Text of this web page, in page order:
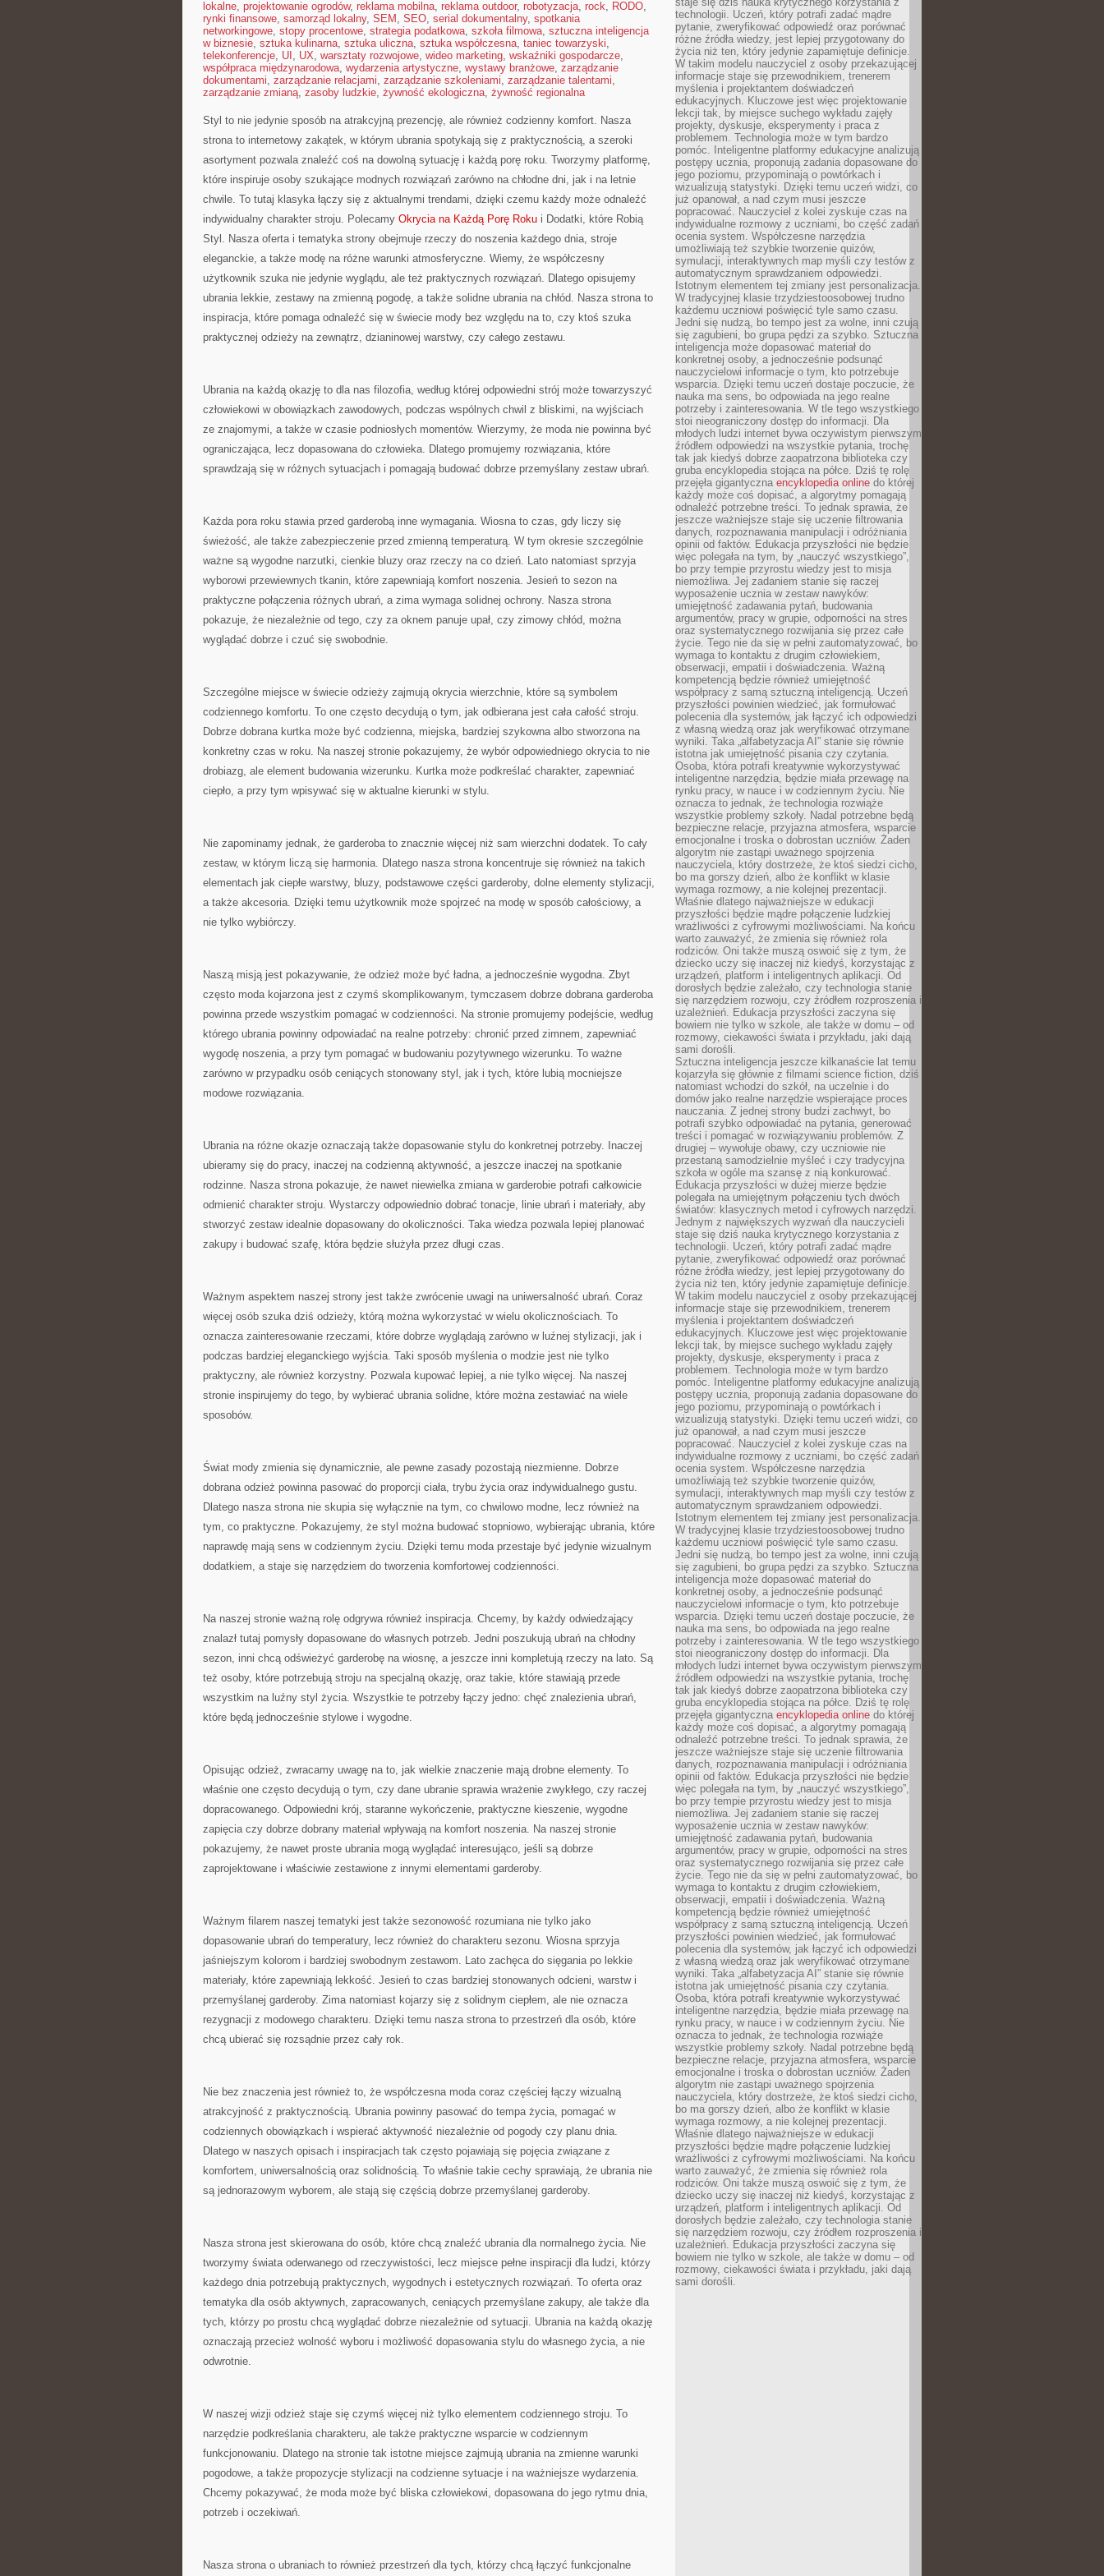
lokalne, projektowanie ogrodów, reklama mobilna, reklama outdoor, robotyzacja, rock, RODO,
rynki finansowe, samorząd lokalny, SEM , SEO, serial dokumentalny, spotkania
networkingowe, stopy procentowe, strategia podatkowa, szkoła filmowa, sztuczna inteligencja
w biznesie, sztuka kulinarna, sztuka uliczna, sztuka współczesna, taniec towarzyski,
telekonferencje, UI , UX, warsztaty rozwojowe, wideo marketing, wskaźniki gospodarcze,
współpraca międzynarodowa, wydarzenia artystyczne, wystawy branżowe, zarządzanie
dokumentami, zarządzanie relacjami, zarządzanie szkoleniami, zarządzanie talentami,
zarządzanie zmianą, zasoby ludzkie, żywność ekologiczna, żywność regionalna
Styl to nie jedynie sposób na atrakcyjną prezencję, ale również codzienny komfort. Nasza
strona to internetowy zakątek, w którym ubrania spotykają się z praktycznością, a szeroki
asortyment pozwala znaleźć coś na dowolną sytuację i każdą porę roku. Tworzymy platformę,
które inspiruje osoby szukające modnych rozwiązań zarówno na chłodne dni, jak i na letnie
chwile. To tutaj klasyka łączy się z aktualnymi trendami, dzięki czemu każdy może odnaleźć
indywidualny charakter stroju. Polecamy Okrycia na Każdą Porę Roku i Dodatki, które Robią
Styl. Nasza oferta i tematyka strony obejmuje rzeczy do noszenia każdego dnia, stroje
eleganckie, a także modę na różne warunki atmosferyczne. Wiemy, że współczesny
użytkownik szuka nie jedynie wyglądu, ale też praktycznych rozwiązań. Dlatego opisujemy
ubrania lekkie, zestawy na zmienną pogodę, a także solidne ubrania na chłód. Nasza strona to
inspiracja, które pomaga odnaleźć się w świecie mody bez względu na to, czy ktoś szuka
praktycznej odzieży na zewnątrz, dzianinowej warstwy, czy całego zestawu.
Ubrania na każdą okazję to dla nas filozofia, według której odpowiedni strój może towarzyszyć
człowiekowi w obowiązkach zawodowych, podczas wspólnych chwil z bliskimi, na wyjściach
ze znajomymi, a także w czasie podniosłych momentów. Wierzymy, że moda nie powinna być
ograniczająca, lecz dopasowana do człowieka. Dlatego promujemy rozwiązania, które
sprawdzają się w różnych sytuacjach i pomagają budować dobrze przemyślany zestaw ubrań.
Każda pora roku stawia przed garderobą inne wymagania. Wiosna to czas, gdy liczy się
świeżość, ale także zabezpieczenie przed zmienną temperaturą. W tym okresie szczególnie
ważne są wygodne narzutki, cienkie bluzy oraz rzeczy na co dzień. Lato natomiast sprzyja
wyborowi przewiewnych tkanin, które zapewniają komfort noszenia. Jesień to sezon na
praktyczne połączenia różnych ubrań, a zima wymaga solidnej ochrony. Nasza strona
pokazuje, że niezależnie od tego, czy za oknem panuje upał, czy zimowy chłód, można
wyglądać dobrze i czuć się swobodnie.
Szczególne miejsce w świecie odzieży zajmują okrycia wierzchnie, które są symbolem
codziennego komfortu. To one często decydują o tym, jak odbierana jest cała całość stroju.
Dobrze dobrana kurtka może być codzienna, miejska, bardziej szykowna albo stworzona na
konkretny czas w roku. Na naszej stronie pokazujemy, że wybór odpowiedniego okrycia to nie
drobiazg, ale element budowania wizerunku. Kurtka może podkreślać charakter, zapewniać
ciepło, a przy tym wpisywać się w aktualne kierunki w stylu.
Nie zapominamy jednak, że garderoba to znacznie więcej niż sam wierzchni dodatek. To cały
zestaw, w którym liczą się harmonia. Dlatego nasza strona koncentruje się również na takich
elementach jak ciepłe warstwy, bluzy, podstawowe części garderoby, dolne elementy stylizacji,
a także akcesoria. Dzięki temu użytkownik może spojrzeć na modę w sposób całościowy, a
nie tylko wybiórczy.
Naszą misją jest pokazywanie, że odzież może być ładna, a jednocześnie wygodna. Zbyt
często moda kojarzona jest z czymś skomplikowanym, tymczasem dobrze dobrana garderoba
powinna przede wszystkim pomagać w codzienności. Na stronie promujemy podejście, według
którego ubrania powinny odpowiadać na realne potrzeby: chronić przed zimnem, zapewniać
wygodę noszenia, a przy tym pomagać w budowaniu pozytywnego wizerunku. To ważne
zarówno w przypadku osób ceniących stonowany styl, jak i tych, które lubią mocniejsze
modowe rozwiązania.
Ubrania na różne okazje oznaczają także dopasowanie stylu do konkretnej potrzeby. Inaczej
ubieramy się do pracy, inaczej na codzienną aktywność, a jeszcze inaczej na spotkanie
rodzinne. Nasza strona pokazuje, że nawet niewielka zmiana w garderobie potrafi całkowicie
odmienić charakter stroju. Wystarczy odpowiednio dobrać tonacje, linie ubrań i materiały, aby
stworzyć zestaw idealnie dopasowany do okoliczności. Taka wiedza pozwala lepiej planować
zakupy i budować szafę, która będzie służyła przez długi czas.
Ważnym aspektem naszej strony jest także zwrócenie uwagi na uniwersalność ubrań. Coraz
więcej osób szuka dziś odzieży, którą można wykorzystać w wielu okolicznościach. To
oznacza zainteresowanie rzeczami, które dobrze wyglądają zarówno w luźnej stylizacji, jak i
podczas bardziej eleganckiego wyjścia. Taki sposób myślenia o modzie jest nie tylko
praktyczny, ale również korzystny. Pozwala kupować lepiej, a nie tylko więcej. Na naszej
stronie inspirujemy do tego, by wybierać ubrania solidne, które można zestawiać na wiele
sposobów.
Świat mody zmienia się dynamicznie, ale pewne zasady pozostają niezmienne. Dobrze
dobrana odzież powinna pasować do proporcji ciała, trybu życia oraz indywidualnego gustu.
Dlatego nasza strona nie skupia się wyłącznie na tym, co chwilowo modne, lecz również na
tym, co praktyczne. Pokazujemy, że styl można budować stopniowo, wybierając ubrania, które
naprawdę mają sens w codziennym życiu. Dzięki temu moda przestaje być jedynie wizualnym
dodatkiem, a staje się narzędziem do tworzenia komfortowej codzienności.
Na naszej stronie ważną rolę odgrywa również inspiracja. Chcemy, by każdy odwiedzający
znalazł tutaj pomysły dopasowane do własnych potrzeb. Jedni poszukują ubrań na chłodny
sezon, inni chcą odświeżyć garderobę na wiosnę, a jeszcze inni kompletują rzeczy na lato. Są
też osoby, które potrzebują stroju na specjalną okazję, oraz takie, które stawiają przede
wszystkim na luźny styl życia. Wszystkie te potrzeby łączy jedno: chęć znalezienia ubrań,
które będą jednocześnie stylowe i wygodne.
Opisując odzież, zwracamy uwagę na to, jak wielkie znaczenie mają drobne elementy. To
właśnie one często decydują o tym, czy dane ubranie sprawia wrażenie zwykłego, czy raczej
dopracowanego. Odpowiedni krój, staranne wykończenie, praktyczne kieszenie, wygodne
zapięcia czy dobrze dobrany materiał wpływają na komfort noszenia. Na naszej stronie
pokazujemy, że nawet proste ubrania mogą wyglądać interesująco, jeśli są dobrze
zaprojektowane i właściwie zestawione z innymi elementami garderoby.
Ważnym filarem naszej tematyki jest także sezonowość rozumiana nie tylko jako
dopasowanie ubrań do temperatury, lecz również do charakteru sezonu. Wiosna sprzyja
jaśniejszym kolorom i bardziej swobodnym zestawom. Lato zachęca do sięgania po lekkie
materiały, które zapewniają lekkość. Jesień to czas bardziej stonowanych odcieni, warstw i
przemyślanej garderoby. Zima natomiast kojarzy się z solidnym ciepłem, ale nie oznacza
rezygnacji z modowego charakteru. Dzięki temu nasza strona to przestrzeń dla osób, które
chcą ubierać się rozsądnie przez cały rok.
Nie bez znaczenia jest również to, że współczesna moda coraz częściej łączy wizualną
atrakcyjność z praktycznością. Ubrania powinny pasować do tempa życia, pomagać w
codziennych obowiązkach i wspierać aktywność niezależnie od pogody czy planu dnia.
Dlatego w naszych opisach i inspiracjach tak często pojawiają się pojęcia związane z
komfortem, uniwersalnością oraz solidnością. To właśnie takie cechy sprawiają, że ubrania nie
są jednorazowym wyborem, ale stają się częścią dobrze przemyślanej garderoby.
Nasza strona jest skierowana do osób, które chcą znaleźć ubrania dla normalnego życia. Nie
tworzymy świata oderwanego od rzeczywistości, lecz miejsce pełne inspiracji dla ludzi, którzy
każdego dnia potrzebują praktycznych, wygodnych i estetycznych rozwiązań. To oferta oraz
tematyka dla osób aktywnych, zapracowanych, ceniących przemyślane zakupy, ale także dla
tych, którzy po prostu chcą wyglądać dobrze niezależnie od sytuacji. Ubrania na każdą okazję
oznaczają przecież wolność wyboru i możliwość dopasowania stylu do własnego życia, a nie
odwrotnie.
W naszej wizji odzież staje się czymś więcej niż tylko elementem codziennego stroju. To
narzędzie podkreślania charakteru, ale także praktyczne wsparcie w codziennym
funkcjonowaniu. Dlatego na stronie tak istotne miejsce zajmują ubrania na zmienne warunki
pogodowe, a także propozycje stylizacji na codzienne sytuacje i na ważniejsze wydarzenia.
Chcemy pokazywać, że moda może być bliska człowiekowi, dopasowana do jego rytmu dnia,
potrzeb i oczekiwań.
Nasza strona o ubraniach to również przestrzeń dla tych, którzy chcą łączyć funkcjonalne
technologii. Uczeń, który potrafi zadać mądre
pytanie, zweryfikować odpowiedź oraz porównać
różne źródła wiedzy, jest lepiej przygotowany do
życia niż ten, który jedynie zapamiętuje definicje.
W takim modelu nauczyciel z osoby przekazującej
informacje staje się przewodnikiem, trenerem
myślenia i projektantem doświadczeń
edukacyjnych. Kluczowe jest więc projektowanie
lekcji tak, by miejsce suchego wykładu zajęły
projekty, dyskusje, eksperymenty i praca z
problemem. Technologia może w tym bardzo
pomóc. Inteligentne platformy edukacyjne analizują
postępy ucznia, proponują zadania dopasowane do
jego poziomu, przypominają o powtórkach i
wizualizują statystyki. Dzięki temu uczeń widzi, co
już opanował, a nad czym musi jeszcze
popracować. Nauczyciel z kolei zyskuje czas na
indywidualne rozmowy z uczniami, bo część zadań
ocenia system. Współczesne narzędzia
umożliwiają też szybkie tworzenie quizów,
symulacji, interaktywnych map myśli czy testów z
automatycznym sprawdzaniem odpowiedzi.
Istotnym elementem tej zmiany jest personalizacja.
W tradycyjnej klasie trzydziestoosobowej trudno
każdemu uczniowi poświęcić tyle samo czasu.
Jedni się nudzą, bo tempo jest za wolne, inni czują
się zagubieni, bo grupa pędzi za szybko. Sztuczna
inteligencja może dopasować materiał do
konkretnej osoby, a jednocześnie podsunąć
nauczycielowi informacje o tym, kto potrzebuje
wsparcia. Dzięki temu uczeń dostaje poczucie, że
nauka ma sens, bo odpowiada na jego realne
potrzeby i zainteresowania. W tle tego wszystkiego
stoi nieograniczony dostęp do informacji. Dla
młodych ludzi internet bywa oczywistym pierwszym
źródłem odpowiedzi na wszystkie pytania, trochę
tak jak kiedyś dobrze zaopatrzona biblioteka czy
gruba encyklopedia stojąca na półce. Dziś tę rolę
przejęła gigantyczna encyklopedia online do której
każdy może coś dopisać, a algorytmy pomagają
odnaleźć potrzebne treści. To jednak sprawia, że
jeszcze ważniejsze staje się uczenie filtrowania
danych, rozpoznawania manipulacji i odróżniania
opinii od faktów. Edukacja przyszłości nie będzie
więc polegała na tym, by „nauczyć wszystkiego”,
bo przy tempie przyrostu wiedzy jest to misja
niemożliwa. Jej zadaniem stanie się raczej
wyposażenie ucznia w zestaw nawyków:
umiejętność zadawania pytań, budowania
argumentów, pracy w grupie, odporności na stres
oraz systematycznego rozwijania się przez całe
życie. Tego nie da się w pełni zautomatyzować, bo
wymaga to kontaktu z drugim człowiekiem,
obserwacji, empatii i doświadczenia. Ważną
kompetencją będzie również umiejętność
współpracy z samą sztuczną inteligencją. Uczeń
przyszłości powinien wiedzieć, jak formułować
polecenia dla systemów, jak łączyć ich odpowiedzi
z własną wiedzą oraz jak weryfikować otrzymane
wyniki. Taka „alfabetyzacja AI” stanie się równie
istotna jak umiejętność pisania czy czytania.
Osoba, która potrafi kreatywnie wykorzystywać
inteligentne narzędzia, będzie miała przewagę na
rynku pracy, w nauce i w codziennym życiu. Nie
oznacza to jednak, że technologia rozwiąże
wszystkie problemy szkoły. Nadal potrzebne będą
bezpieczne relacje, przyjazna atmosfera, wsparcie
emocjonalne i troska o dobrostan uczniów. Żaden
algorytm nie zastąpi uważnego spojrzenia
nauczyciela, który dostrzeże, że ktoś siedzi cicho,
bo ma gorszy dzień, albo że konflikt w klasie
wymaga rozmowy, a nie kolejnej prezentacji.
Właśnie dlatego najważniejsze w edukacji
przyszłości będzie mądre połączenie ludzkiej
wrażliwości z cyfrowymi możliwościami. Na końcu
warto zauważyć, że zmienia się również rola
rodziców. Oni także muszą oswoić się z tym, że
dziecko uczy się inaczej niż kiedyś, korzystając z
urządzeń, platform i inteligentnych aplikacji. Od
dorosłych będzie zależało, czy technologia stanie
się narzędziem rozwoju, czy źródłem rozproszenia i
uzależnień. Edukacja przyszłości zaczyna się
bowiem nie tylko w szkole, ale także w domu – od
rozmowy, ciekawości świata i przykładu, jaki dają
sami dorośli.
Sztuczna inteligencja jeszcze kilkanaście lat temu
kojarzyła się głównie z filmami science fiction, dziś
natomiast wchodzi do szkół, na uczelnie i do
domów jako realne narzędzie wspierające proces
nauczania. Z jednej strony budzi zachwyt, bo
potrafi szybko odpowiadać na pytania, generować
treści i pomagać w rozwiązywaniu problemów. Z
drugiej – wywołuje obawy, czy uczniowie nie
przestaną samodzielnie myśleć i czy tradycyjna
szkoła w ogóle ma szansę z nią konkurować.
Edukacja przyszłości w dużej mierze będzie
polegała na umiejętnym połączeniu tych dwóch
światów: klasycznych metod i cyfrowych narzędzi.
Jednym z największych wyzwań dla nauczycieli
staje się dziś nauka krytycznego korzystania z
technologii. Uczeń, który potrafi zadać mądre
pytanie, zweryfikować odpowiedź oraz porównać
różne źródła wiedzy, jest lepiej przygotowany do
życia niż ten, który jedynie zapamiętuje definicje.
W takim modelu nauczyciel z osoby przekazującej
informacje staje się przewodnikiem, trenerem
myślenia i projektantem doświadczeń
edukacyjnych. Kluczowe jest więc projektowanie
lekcji tak, by miejsce suchego wykładu zajęły
projekty, dyskusje, eksperymenty i praca z
problemem. Technologia może w tym bardzo
pomóc. Inteligentne platformy edukacyjne analizują
postępy ucznia, proponują zadania dopasowane do
jego poziomu, przypominają o powtórkach i
wizualizują statystyki. Dzięki temu uczeń widzi, co
już opanował, a nad czym musi jeszcze
popracować. Nauczyciel z kolei zyskuje czas na
indywidualne rozmowy z uczniami, bo część zadań
ocenia system. Współczesne narzędzia
umożliwiają też szybkie tworzenie quizów,
symulacji, interaktywnych map myśli czy testów z
automatycznym sprawdzaniem odpowiedzi.
Istotnym elementem tej zmiany jest personalizacja.
W tradycyjnej klasie trzydziestoosobowej trudno
każdemu uczniowi poświęcić tyle samo czasu.
Jedni się nudzą, bo tempo jest za wolne, inni czują
się zagubieni, bo grupa pędzi za szybko. Sztuczna
inteligencja może dopasować materiał do
konkretnej osoby, a jednocześnie podsunąć
nauczycielowi informacje o tym, kto potrzebuje
wsparcia. Dzięki temu uczeń dostaje poczucie, że
nauka ma sens, bo odpowiada na jego realne
potrzeby i zainteresowania. W tle tego wszystkiego
stoi nieograniczony dostęp do informacji. Dla
młodych ludzi internet bywa oczywistym pierwszym
źródłem odpowiedzi na wszystkie pytania, trochę
tak jak kiedyś dobrze zaopatrzona biblioteka czy
gruba encyklopedia stojąca na półce. Dziś tę rolę
przejęła gigantyczna encyklopedia online do której
każdy może coś dopisać, a algorytmy pomagają
odnaleźć potrzebne treści. To jednak sprawia, że
jeszcze ważniejsze staje się uczenie filtrowania
danych, rozpoznawania manipulacji i odróżniania
opinii od faktów. Edukacja przyszłości nie będzie
więc polegała na tym, by „nauczyć wszystkiego”,
bo przy tempie przyrostu wiedzy jest to misja
niemożliwa. Jej zadaniem stanie się raczej
wyposażenie ucznia w zestaw nawyków:
umiejętność zadawania pytań, budowania
argumentów, pracy w grupie, odporności na stres
oraz systematycznego rozwijania się przez całe
życie. Tego nie da się w pełni zautomatyzować, bo
wymaga to kontaktu z drugim człowiekiem,
obserwacji, empatii i doświadczenia. Ważną
kompetencją będzie również umiejętność
współpracy z samą sztuczną inteligencją. Uczeń
przyszłości powinien wiedzieć, jak formułować
polecenia dla systemów, jak łączyć ich odpowiedzi
z własną wiedzą oraz jak weryfikować otrzymane
wyniki. Taka „alfabetyzacja AI” stanie się równie
istotna jak umiejętność pisania czy czytania.
Osoba, która potrafi kreatywnie wykorzystywać
inteligentne narzędzia, będzie miała przewagę na
rynku pracy, w nauce i w codziennym życiu. Nie
oznacza to jednak, że technologia rozwiąże
wszystkie problemy szkoły. Nadal potrzebne będą
bezpieczne relacje, przyjazna atmosfera, wsparcie
emocjonalne i troska o dobrostan uczniów. Żaden
algorytm nie zastąpi uważnego spojrzenia
nauczyciela, który dostrzeże, że ktoś siedzi cicho,
bo ma gorszy dzień, albo że konflikt w klasie
wymaga rozmowy, a nie kolejnej prezentacji.
Właśnie dlatego najważniejsze w edukacji
przyszłości będzie mądre połączenie ludzkiej
wrażliwości z cyfrowymi możliwościami. Na końcu
warto zauważyć, że zmienia się również rola
rodziców. Oni także muszą oswoić się z tym, że
dziecko uczy się inaczej niż kiedyś, korzystając z
urządzeń, platform i inteligentnych aplikacji. Od
dorosłych będzie zależało, czy technologia stanie
się narzędziem rozwoju, czy źródłem rozproszenia i
uzależnień. Edukacja przyszłości zaczyna się
bowiem nie tylko w szkole, ale także w domu – od
rozmowy, ciekawości świata i przykładu, jaki dają
sami dorośli.